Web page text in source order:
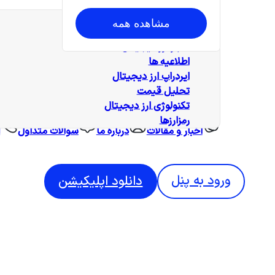
مشاهده همه
همه‌ مطالب
آموزش
اطلاعیه ها
ایردراپ ارز دیجیتال
تحلیل قیمت
تکنولوژی ارز دیجیتال
رمزارزها
اخبار و مقالات درباره ما سوالات متداول
ورود به پنل دانلود اپلیکیشن